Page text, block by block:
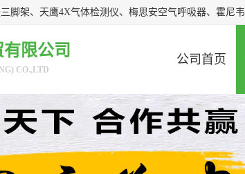
限公司
CO.,LTD
公司首页